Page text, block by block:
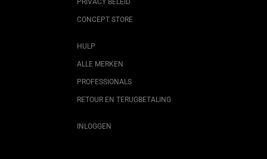
PRIVACY BELEID
CONCEPT STORE
HULP
ALLE MERKEN
PROFESSIONALS
RETOUR EN TERUGBETALING
INLOGGEN